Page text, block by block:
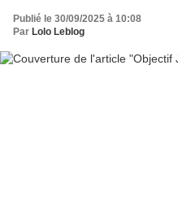
Publié le 30/09/2025 à 10:08
Par Lolo Leblog